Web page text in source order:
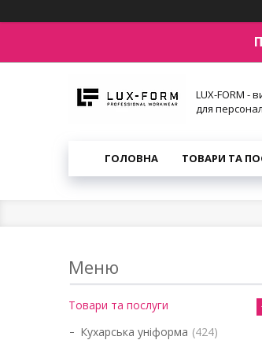
LUX-FORM -
для
ГОЛОВНА ТОВАРИ ТА
Товари та послуги
Кухарська уніформа 424